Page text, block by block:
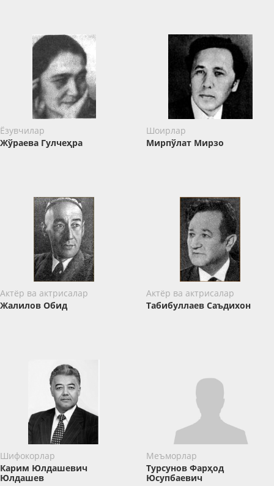
Ёзувчилар
Жўраева Гулчеҳра
Шоирлар
Мирпўлат Мирзо
Актёр ва актрисалар
Жалилов Обид
Актёр ва актрисалар
Табибуллаев Саъдихон
Шифокорлар
Карим Юлдашевич
Юлдашев
Меъморлар
Турсунов Фарҳод
Юсупбаевич